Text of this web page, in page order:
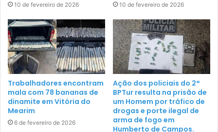
10 de fevereiro de 2026 10 de fevereiro de 2026
Trabalhadores encontram
mala com 78 bananas de
dinamite em Vitória do
Mearim
6 de fevereiro de 2026
Ação dos policiais do 2°
BPTur resulta na prisão de
um Homem por tráfico de
drogas e porte ilegal de
arma de fogo em
Humberto de Campos.